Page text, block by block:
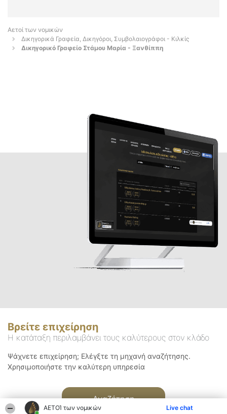
ΑΕΤΟΊ των νομικών Live chat
Αετοί των νομικών
Δικηγορικά Γραφεία, Δικηγόροι, Συμβολαιογράφοι - Κιλκίς
Δικηγορικό Γραφείο Στάμου Μαρία - Ξανθίππη
Βρείτε επιχείρηση
Η κατάταξη περιλαμβάνει τους καλύτερους στον κλάδο
Ψάχνετε επιχείρηση; Ελέγξτε τη μηχανή αναζήτησης.
Χρησιμοποιήστε την καλύτερη υπηρεσία
Αναζήτηση